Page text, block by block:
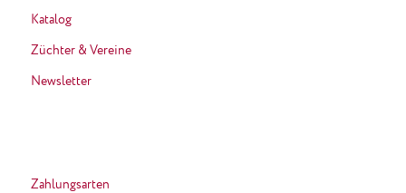
Katalog
Züchter & Vereine
Newsletter
Zahlungsarten